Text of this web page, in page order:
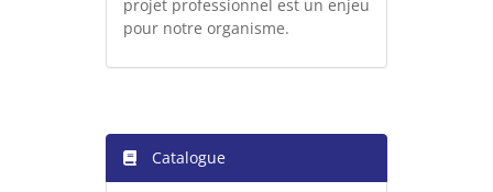
projet professionnel est un enjeu
pour notre organisme.
Catalogue